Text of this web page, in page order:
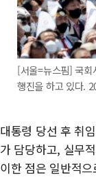
[서울=뉴스핌] 국회
행진을 하고 있다
대통령 당선 후 취
가 담당하고, 실무
이한 점은 일반적